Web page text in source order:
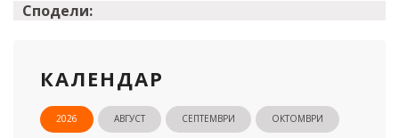
Сподели:
КАЛЕНДАР
2026 АВГУСТ СЕПТЕМВРИ ОКТОМВРИ